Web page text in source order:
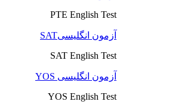
PTE English Test
آزمون انگلیسیSAT
SAT English Test
آزمون انگلیسی YOS
YOS English Test